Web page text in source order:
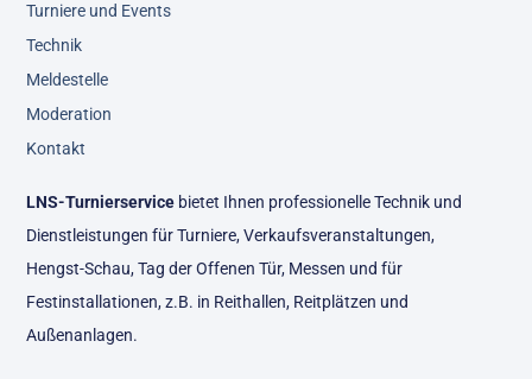
LNS-Turnierservice bietet Ihnen professionelle Technik und
Dienstleistungen für Turniere, Verkaufsveranstaltungen,
Hengst-Schau, Tag der Offenen Tür, Messen und für
Festinstallationen, z.B. in Reithallen, Reitplätzen und
Außenanlagen.
Turniere und Events
Technik
Meldestelle
Moderation
Kontakt